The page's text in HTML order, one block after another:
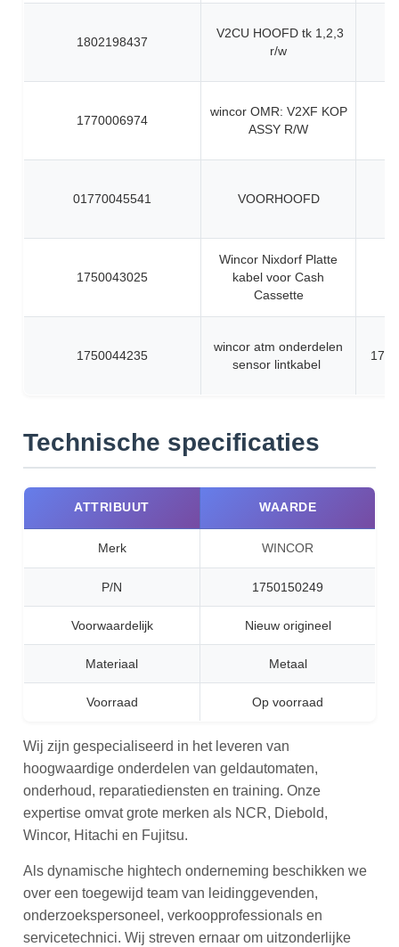
1802198437
V2CU HOOFD tk 1,2,3
r/w
1770006974
wincor OMR: V2XF KOP
ASSY R/W
01770045541 VOORHOOFD
1750043025
Wincor Nixdorf Platte
kabel voor Cash
Cassette
1750044235
wincor atm onderdelen
sensor lintkabel
Technische specificaties
ATTRIBUUT WAARDE
Merk WINCOR
P/N 1750150249
Voorwaardelijk Nieuw origineel
Materiaal Metaal
Voorraad Op voorraad
Wij zijn gespecialiseerd in het leveren van
hoogwaardige onderdelen van geldautomaten,
onderhoud, reparatiediensten en training. Onze
expertise omvat grote merken als NCR, Diebold,
Wincor, Hitachi en Fujitsu.
Als dynamische hightech onderneming beschikken we
over een toegewijd team van leidinggevenden,
onderzoekspersoneel, verkoopprofessionals en
servicetechnici. Wij streven ernaar om uitzonderlijke